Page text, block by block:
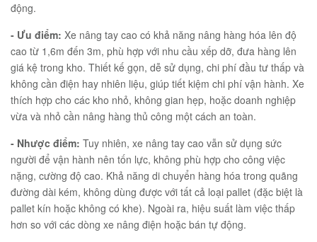
động.
- Ưu điểm: Xe nâng tay cao có khả năng nâng hàng hóa lên độ
cao từ 1,6m đến 3m, phù hợp với nhu cầu xếp dỡ, đưa hàng lên
giá kệ trong kho. Thiết kế gọn, dễ sử dụng, chi phí đầu tư thấp và
không cần điện hay nhiên liệu, giúp tiết kiệm chi phí vận hành. Xe
thích hợp cho các kho nhỏ, không gian hẹp, hoặc doanh nghiệp
vừa và nhỏ cần nâng hàng thủ công một cách an toàn.
- Nhược điểm: Tuy nhiên, xe nâng tay cao vẫn sử dụng sức
người để vận hành nên tốn lực, không phù hợp cho công việc
nặng, cường độ cao. Khả năng di chuyển hàng hóa trong quãng
đường dài kém, không dùng được với tất cả loại pallet (đặc biệt là
pallet kín hoặc không có khe). Ngoài ra, hiệu suất làm việc thấp
hơn so với các dòng xe nâng điện hoặc bán tự động.